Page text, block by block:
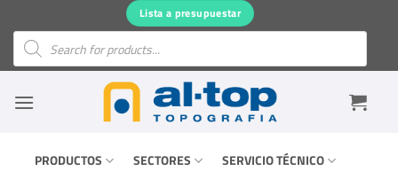
contenido
Lista a presupuestar
Búsqueda
productos
PRODUCTOS SECTORES SERVICIO TÉCNICO